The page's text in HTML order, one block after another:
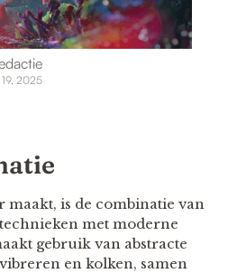
2025
is de combinatie van
met moderne
gebruik van abstracte
en kolken, samen